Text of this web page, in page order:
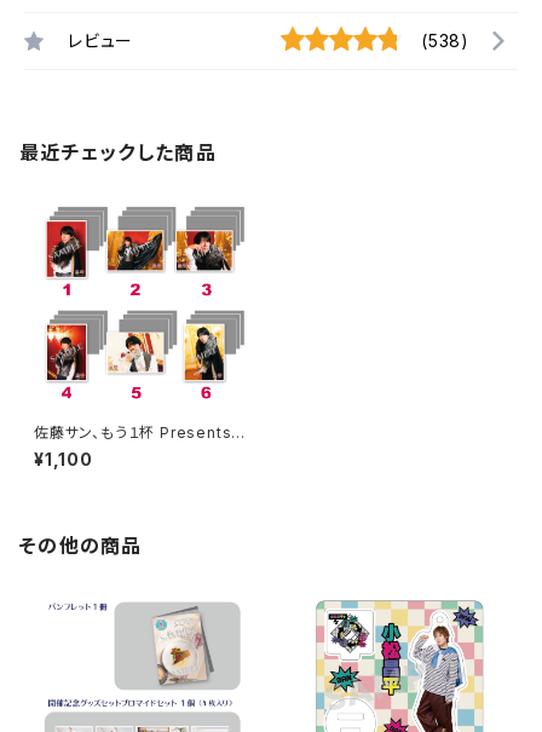
レビュー (538)
最近チェックした商品
佐藤サン、もう１杯 Presents S
tory Teller 朗読・吸血鬼 Sabl
e -慟哭のサン・エトラス篇- ブ
¥1,100
その他の商品